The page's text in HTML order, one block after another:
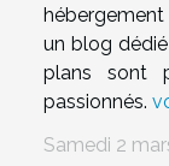
un blog
plans sont
passionnés.
Samedi 2